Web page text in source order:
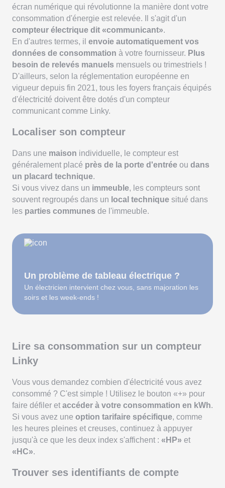
écran numérique qui révolutionne la manière dont votre
consommation d'énergie est relevée. Il s'agit d'un
compteur électrique dit «communicant».
En d'autres termes, il envoie automatiquement vos
données de consommation à votre fournisseur. Plus
besoin de relevés manuels mensuels ou trimestriels !
D'ailleurs, selon la réglementation européenne en
vigueur depuis fin 2021, tous les foyers français équipés
d'électricité doivent être dotés d'un compteur
communicant comme Linky.
Localiser son compteur
Dans une maison individuelle, le compteur est
généralement placé près de la porte d'entrée ou dans
un placard technique.
Si vous vivez dans un immeuble, les compteurs sont
souvent regroupés dans un local technique situé dans
les parties communes de l'immeuble.
Un problème de tableau électrique ?
Un électricien intervient chez vous, sans majoration les
soirs et les week-ends !
Lire sa consommation sur un compteur
Linky
Vous vous demandez combien d'électricité vous avez
consommé ? C'est simple ! Utilisez le bouton «+» pour
faire défiler et accéder à votre consommation en kWh.
Si vous avez une option tarifaire spécifique, comme
les heures pleines et creuses, continuez à appuyer
jusqu'à ce que les deux index s'affichent : «HP» et
«HC».
Trouver ses identifiants de compte